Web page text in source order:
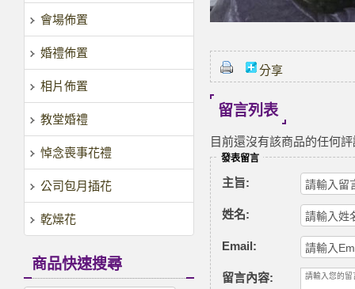
會場佈置
婚禮佈置
相片佈置
教堂婚禮
悼念喪事花禮
公司包月插花
乾燥花
商品快速搜尋
分享
留言列表
目前還沒有該商品的任何
發表留言
主旨:
姓名:
Email:
留言內容: